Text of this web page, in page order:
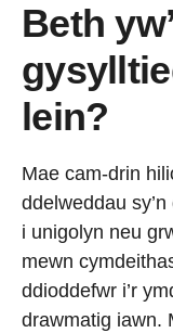
Beth
lein?
Mae cam-drin
ddelweddau
i unigolyn neu
mewn
ddioddefwr i’r
drawmatig iawn.